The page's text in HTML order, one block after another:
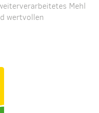
Mehl
wertvollen